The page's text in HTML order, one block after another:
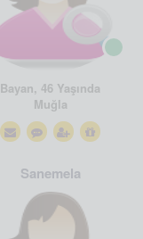
Bayan, 46 Yaşında
Muğla
Sanemela